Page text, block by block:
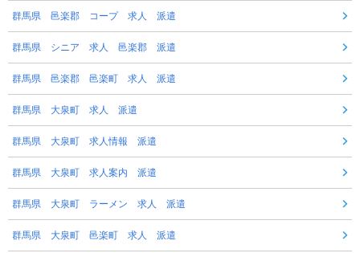
群馬県 邑楽郡 コープ 求人 派遣
群馬県 シニア 求人 邑楽郡 派遣
群馬県 邑楽郡 邑楽町 求人 派遣
群馬県 大泉町 求人 派遣
群馬県 大泉町 求人情報 派遣
群馬県 大泉町 求人案内 派遣
群馬県 大泉町 ラーメン 求人 派遣
群馬県 大泉町 邑楽町 求人 派遣